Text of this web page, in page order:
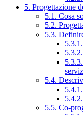
5. Progettazione
5.1. Cosa
5.2.
5.3.
5.4.
5.5. Co-